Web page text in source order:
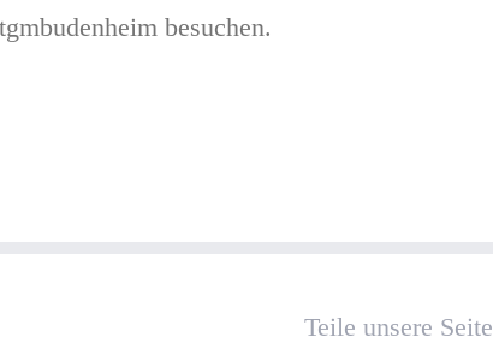
besuchen.
Teile unsere Seite